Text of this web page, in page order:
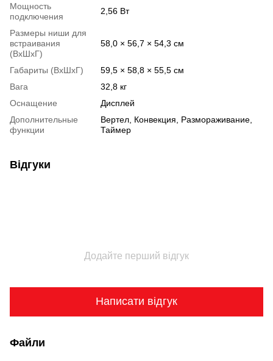
Мощность
подключения
2,56 Вт
Размеры ниши для
встраивания
(ВхШхГ)
58,0 × 56,7 × 54,3 см
Габариты (ВхШхГ)
59,5 × 58,8 × 55,5 см
Вага
32,8 кг
Оснащение
Дисплей
Дополнительные
функции
Вертел, Конвекция, Размораживание,
Таймер
Відгуки
Додайте перший відгук
Написати відгук
Файли